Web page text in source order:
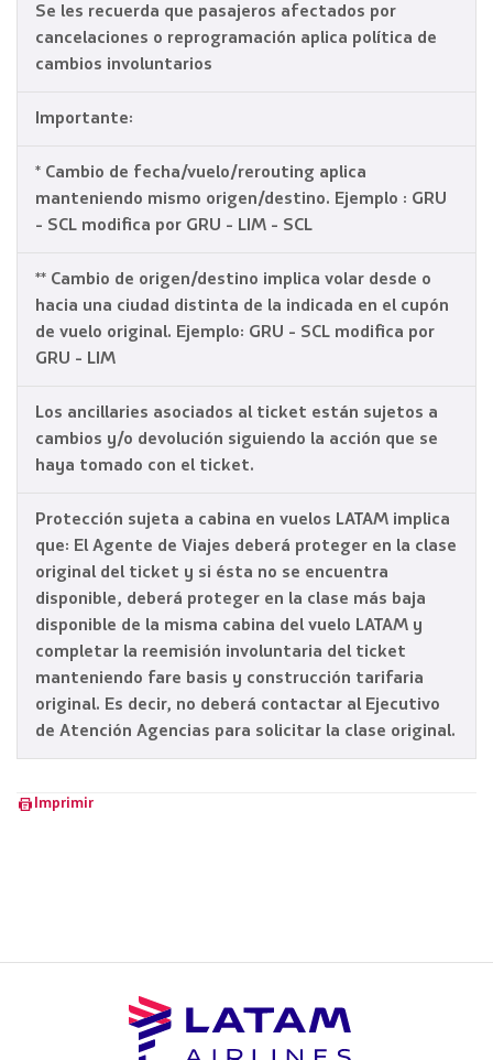
Se les recuerda que pasajeros afectados por
cancelaciones o reprogramación aplica política de
cambios involuntarios
Importante:
* Cambio de fecha/vuelo/rerouting aplica
manteniendo mismo origen/destino. Ejemplo : GRU
- SCL modifica por GRU - LIM - SCL
** Cambio de origen/destino implica volar desde o
hacia una ciudad distinta de la indicada en el cupón
de vuelo original. Ejemplo: GRU - SCL modifica por
GRU - LIM
Los ancillaries asociados al ticket están sujetos a
cambios y/o devolución siguiendo la acción que se
haya tomado con el ticket.
Protección sujeta a cabina en vuelos LATAM implica
que: El Agente de Viajes deberá proteger en la clase
original del ticket y si ésta no se encuentra
disponible, deberá proteger en la clase más baja
disponible de la misma cabina del vuelo LATAM y
completar la reemisión involuntaria del ticket
manteniendo fare basis y construcción tarifaria
original. Es decir, no deberá contactar al Ejecutivo
de Atención Agencias para solicitar la clase original.
Imprimir